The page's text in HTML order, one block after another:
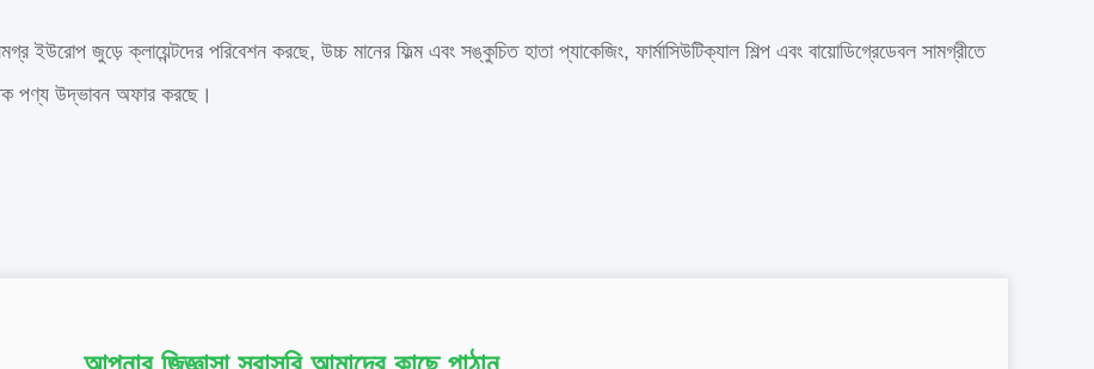
ইউরোপ জুড়ে ক্লায়েন্টদের পরিবেশন করছে, উচ্চ মানের ফিল্ম এবং সঙ্কুচিত হাতা প্যাকেজিং, ফার্মাসিউটিক্যাল শিল্প এবং বায়োডিগ্রেডেবল সামগ্রীতে
পণ্য উদ্ভাবন অফার করছে।